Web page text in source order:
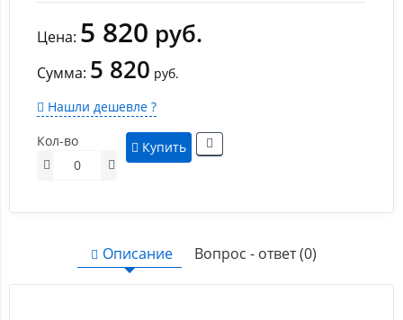
Цена: 5 820 руб.
Сумма: 5 820 руб.
Нашли дешевле ?
Кол-во
Купить
Описание Вопрос - ответ (0)